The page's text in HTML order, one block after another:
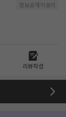
정보공개 미동의
리뷰작성